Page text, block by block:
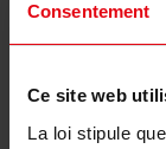
Consentement
Ce site web
La loi stipule
Retour